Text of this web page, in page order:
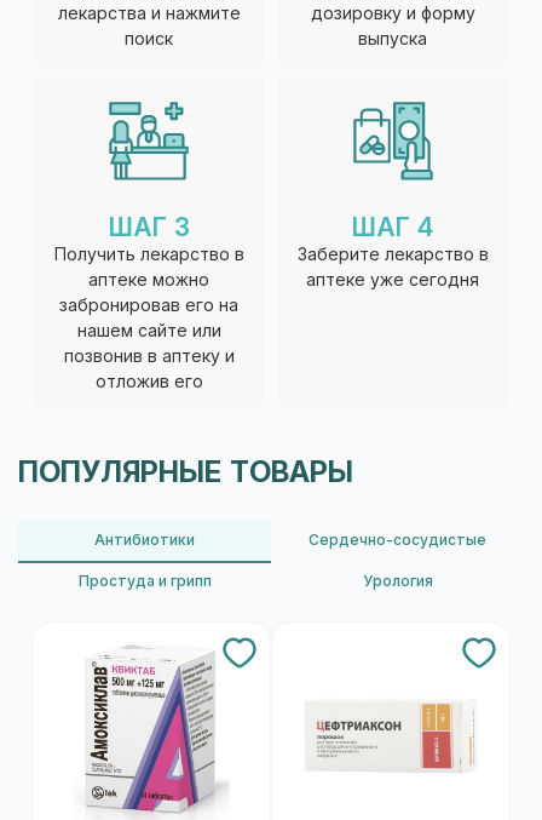
лекарства и нажмите
поиск
дозировку и форму
выпуска
ШАГ 3
Получить лекарство в
аптеке можно
забронировав его на
нашем сайте или
позвонив в аптеку и
отложив его
ШАГ 4
Заберите лекарство в
аптеке уже сегодня
ПОПУЛЯРНЫЕ ТОВАРЫ
Антибиотики Сердечно-сосудистые
Простуда и грипп Урология